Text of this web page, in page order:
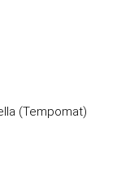
(Tempomat)